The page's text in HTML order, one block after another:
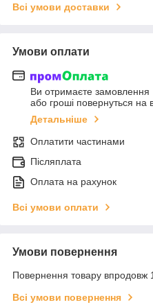
Всі умови доставки
Умови оплати
Ви отримаєте замовлення
або гроші повернуться на
Детальніше
Оплатити частинами
Післяплата
Оплата на рахунок
Всі умови оплати
Умови повернення
Повернення товару впродовж
Всі умови повернення